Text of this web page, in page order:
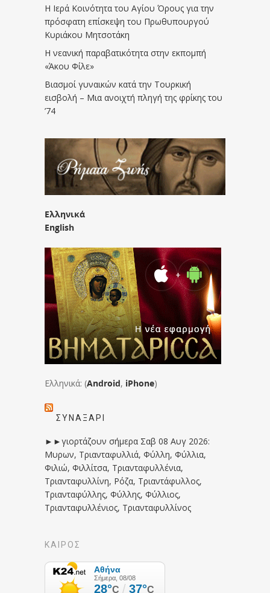
Η Ιερά Κοινότητα του Αγίου Όρους για την
πρόσφατη επίσκεψη του Πρωθυπουργού
Κυριάκου Μητσοτάκη
Η νεανική παραβατικότητα στην εκπομπή
«Άκου Φίλε»
Βιασμοί γυναικών κατά την Τουρκική
εισβολή – Μια ανοιχτή πληγή της φρίκης του
’74
Ελληνικά
English
Ελληνικά: (Android, iPhone)
ΣΥΝΑΞΆΡΙ
►►γιορτάζουν σήμερα Σαβ 08 Αυγ 2026:
Μυρων, Τριανταφυλλιά, Φύλλη, Φύλλια,
Φιλιώ, Φιλλίτσα, Τριανταφυλλένια,
Τριανταφυλλίνη, Ρόζα, Τριαντάφυλλος,
Τριανταφύλλης, Φύλλης, Φύλλιος,
Τριανταφυλλένιος, Τριανταφυλλίνος
ΚΑΙΡΟΣ